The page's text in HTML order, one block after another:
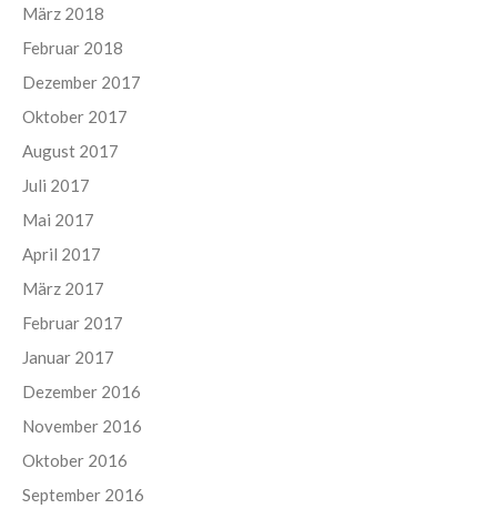
März 2018
Februar 2018
Dezember 2017
Oktober 2017
August 2017
Juli 2017
Mai 2017
April 2017
März 2017
Februar 2017
Januar 2017
Dezember 2016
November 2016
Oktober 2016
September 2016